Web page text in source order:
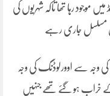
موجود رہا تھا تاکہ شہریوں کی
مسلسل جاری رہے
وجہ سے اوورلوڈنگ کی وجہ
کے خراب ہو گئے تھے جنہیں